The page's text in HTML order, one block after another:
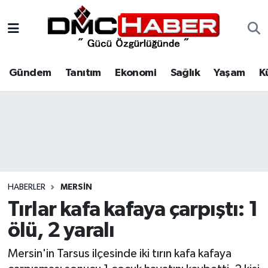
Gündem Tanıtım Ekonomi Sağlık Yaşam
HABERLER MERSIN
Tırlar kafa kafaya çarpıştı: 1
ölü, 2 yaralı
Mersin'in Tarsus ilçesinde iki tırın kafa kafaya
Tanıtım
Spor
Siyaset
Nöbetçi Eczaneler
Hava Durumu
Haber Arşivi